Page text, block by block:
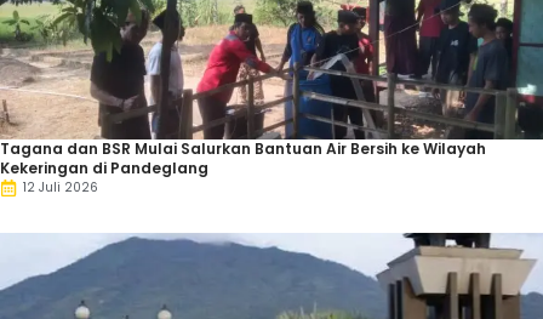
Tagana dan BSR Mulai Salurkan Bantuan Air Bersih ke Wilayah
Kekeringan di Pandeglang
12 Juli 2026